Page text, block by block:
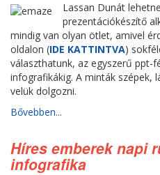
Lassan Dunát
prezentációkészítő
mindig van olyan ötlet, amivel
oldalon (IDE KATTINTVA)
választhatunk, az egyszerű ppt-
infografikákig. A minták szépek,
velük dolgozni.
Bővebben...
Híres emberek napi
infografika